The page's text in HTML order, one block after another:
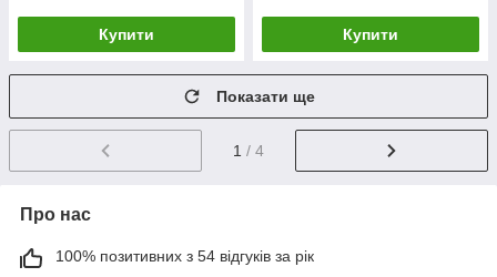
Купити Купити
Показати ще
1 / 4
Про нас
100% позитивних з 54 відгуків за рік